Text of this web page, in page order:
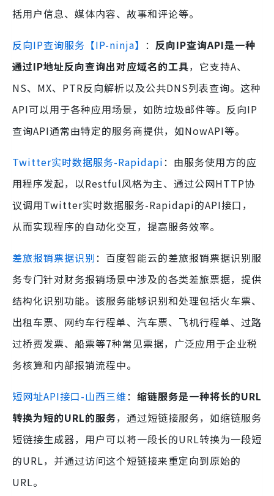
括用户信息、媒体内容、故事和评论等。
反向IP查询服务【IP-ninja】 ： 反向IP查询API是一种
通过IP地址反向查询出对应域名的工具，它支持A、
NS、MX、PTR反向解析以及公共DNS列表查询。这种
API可以用于各种应用场景，如防垃圾邮件等。反向IP
查询API通常由特定的服务商提供，如NowAPI等。
Twitter实时数据服务-Rapidapi：由服务使用方的应
用程序发起，以Restful风格为主、通过公网HTTP协
议调用Twitter实时数据服务-Rapidapi的API接口，
从而实现程序的自动化交互，提高服务效率。
差旅报销票据识别：百度智能云的差旅报销票据识别服
务专门针对财务报销场景中涉及的各类差旅票据，提供
结构化识别功能。该服务能够识别和处理包括火车票、
出租车票、网约车行程单、汽车票、飞机行程单、过路
过桥费发票、船票等7种常见票据，广泛应用于企业税
务核算和内部报销流程中。
短网址API接口-山西三维： 缩链服务是一种将长的URL
转换为短的URL的服务，通过短链接服务，如缩链服务
短链接生成器，用户可以将一段长的URL转换为一段短
的URL，并通过访问这个短链接来重定向到原始的
URL。